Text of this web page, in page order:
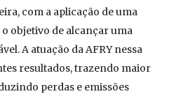
com a aplicação de uma
objetivo de alcançar uma
A atuação da AFRY nessa
resultados, trazendo maior
perdas e emissões